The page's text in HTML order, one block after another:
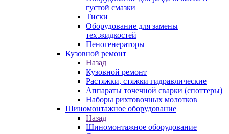
густой смазки
Тиски
Оборудование для замены
тех.жидкостей
Пеногенераторы
Кузовной ремонт
Назад
Кузовной ремонт
Растяжки, стяжки гидравлические
Аппараты точечной сварки (споттеры)
Наборы рихтовочных молотков
Шиномонтажное оборудование
Назад
Шиномонтажное оборудование